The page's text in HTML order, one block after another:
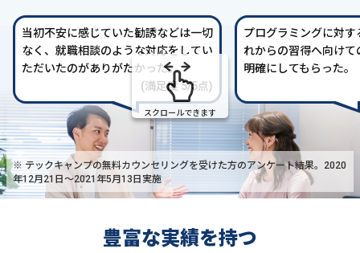
当初不安に感じていた勧誘などは一切
なく、就職相談のような対応をしてい
ただいたのがありがたかった。
(満足度 5/5点)
プログラミングに対
れからの習得へ向け
明確にしてもらった。
スクロールできます
※ テックキャンプの無料カウンセリングを受けた方のアンケート結果。2020
年12月21日〜2021年5月13日実施
豊富な実績を持つ